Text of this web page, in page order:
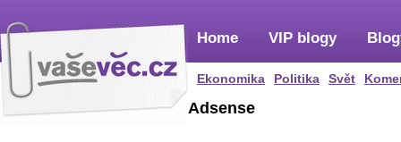
Home
Ekonomika Politika Svět
VIP blogy
Adsense